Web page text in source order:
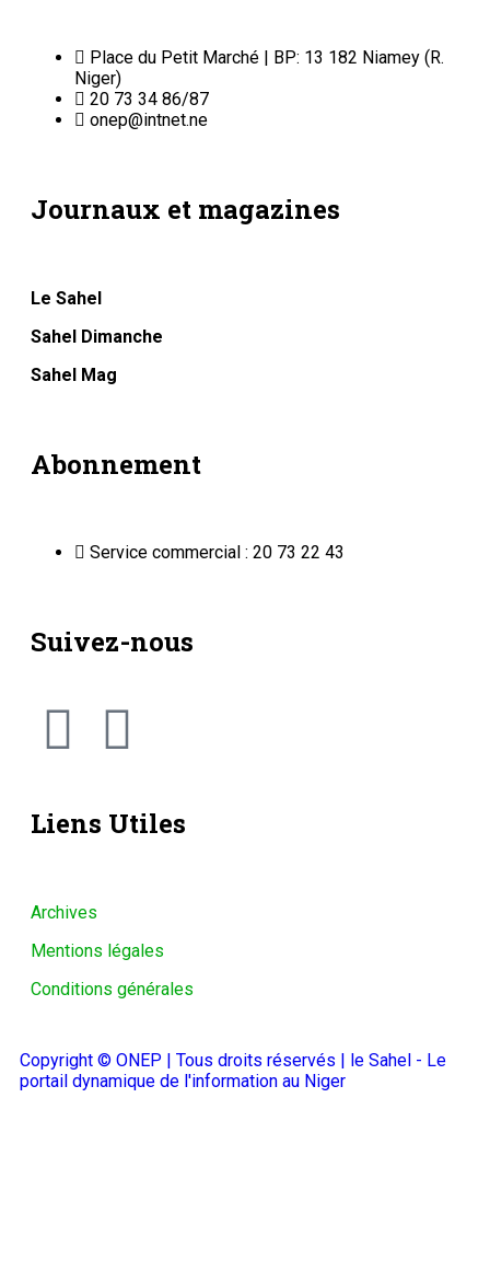
Place du Petit Marché | BP: 13 182 Niamey (R.
Niger)
20 73 34 86/87
onep@intnet.ne
Journaux et magazines
Le Sahel
Sahel Dimanche
Sahel Mag
Abonnement
Service commercial : 20 73 22 43
Suivez-nous
Liens Utiles
Archives
Mentions légales
Conditions générales
Copyright © ONEP | Tous droits réservés | le Sahel - Le
portail dynamique de l'information au Niger